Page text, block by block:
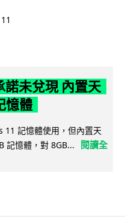
未兌現 內置天
憶體
記憶體使用，但內置天
記憶體，對 8GB...
閱讀全